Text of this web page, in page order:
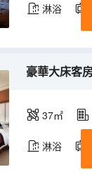
淋浴
豪華大床客
37㎡
淋浴